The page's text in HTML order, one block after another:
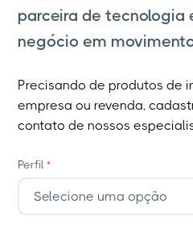
parceira de tecnologia
negócio em
Precisando de produtos de
empresa ou revenda,
contato de nossos
Perfil*